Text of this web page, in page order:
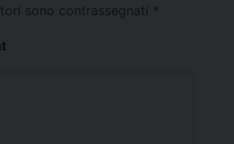
sono contrassegnati *